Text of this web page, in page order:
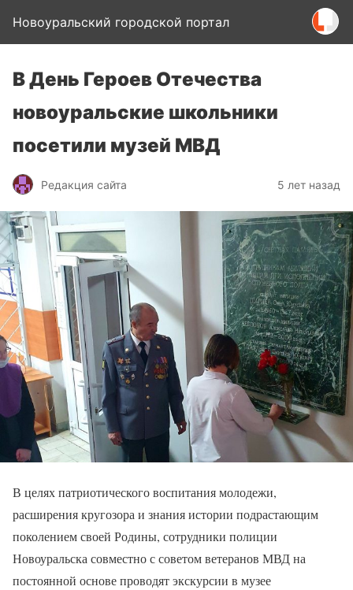
Новоуральский городской портал
В День Героев Отечества
новоуральские школьники
посетили музей МВД
Редакция сайта 5 лет назад
В целях патриотического воспитания молодежи,
расширения кругозора и знания истории подрастающим
поколением своей Родины, сотрудники полиции
Новоуральска совместно с советом ветеранов МВД на
постоянной основе проводят экскурсии в музее